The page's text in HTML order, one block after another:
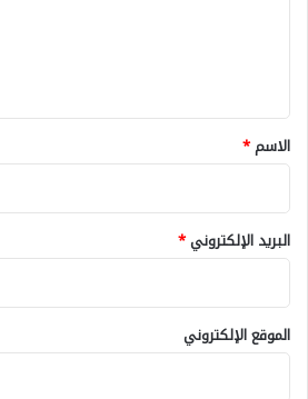
*
الاسم*
البريد الإلكتروني*
الموقع الإلكتروني